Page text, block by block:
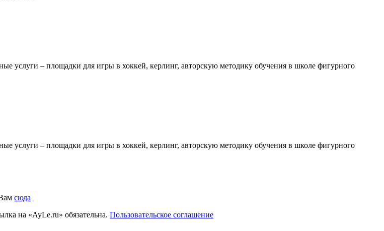
услуги – площадки для игры в хоккей, керлинг, авторскую методику обучения в школе фигурного
услуги – площадки для игры в хоккей, керлинг, авторскую методику обучения в школе фигурного
сюда
на «AyLe.ru» обязательна. Пользовательское соглашение